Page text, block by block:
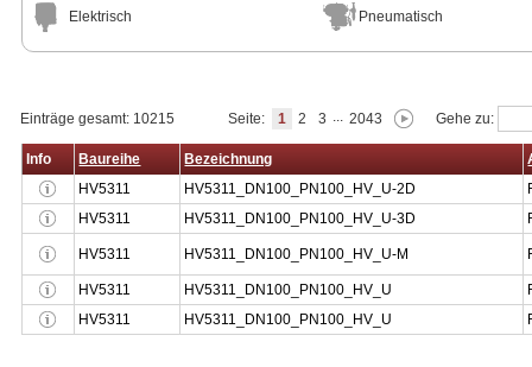
Elektrisch Pneumatisch
Einträge gesamt: 10215 Seite: 1 2 3 ... 2043 Gehe zu:
Info Baureihe Bezeichnung
HV5311
HV5311_DN100_PN100_HV_U-2D
HV5311
HV5311_DN100_PN100_HV_U-3D
HV5311 HV5311_DN100_PN100_HV_U-M
HV5311 HV5311_DN100_PN100_HV_U
HV5311
HV5311_DN100_PN100_HV_U